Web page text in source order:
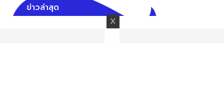
ข่าวล่าสุด